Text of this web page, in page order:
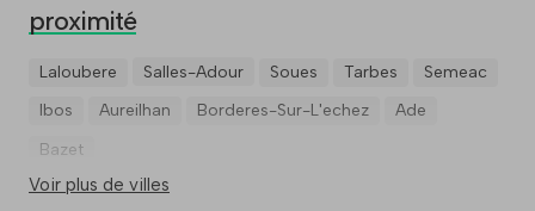
proximité
Laloubere Salles-Adour Soues Tarbes
Semeac
Ibos
Aureilhan Borderes-Sur-L'echez
Ade
Bazet
Voir plus de villes